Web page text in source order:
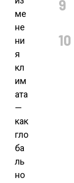
ме
не
ни
я
кл
им
ата
—
как
гло
ба
ль
но